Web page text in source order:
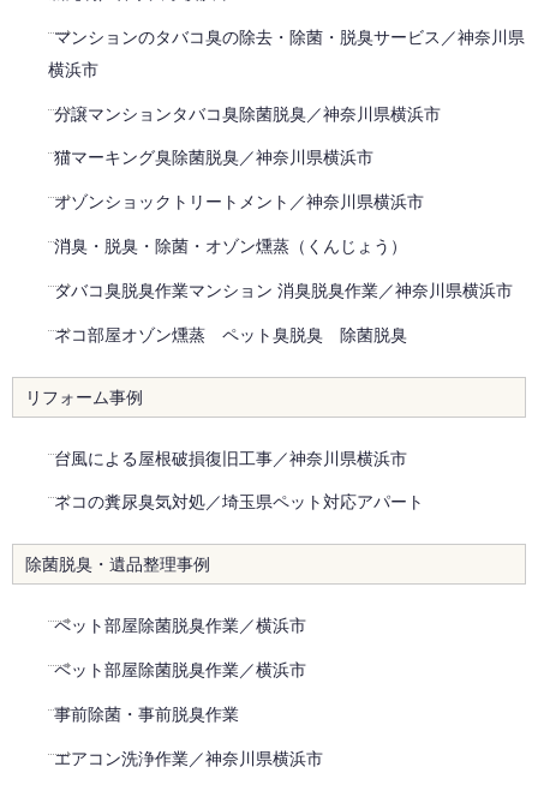
マンションのタバコ臭の除去・除菌・脱臭サービス／神奈川県
横浜市
分譲マンションタバコ臭除菌脱臭／神奈川県横浜市
猫マーキング臭除菌脱臭／神奈川県横浜市
オゾンショックトリートメント／神奈川県横浜市
消臭・脱臭・除菌・オゾン燻蒸（くんじょう）
タバコ臭脱臭作業マンション 消臭脱臭作業／神奈川県横浜市
ネコ部屋オゾン燻蒸 ペット臭脱臭 除菌脱臭
リフォーム事例
台風による屋根破損復旧工事／神奈川県横浜市
ネコの糞尿臭気対処／埼玉県ペット対応アパート
除菌脱臭・遺品整理事例
ペット部屋除菌脱臭作業／横浜市
ペット部屋除菌脱臭作業／横浜市
事前除菌・事前脱臭作業
エアコン洗浄作業／神奈川県横浜市